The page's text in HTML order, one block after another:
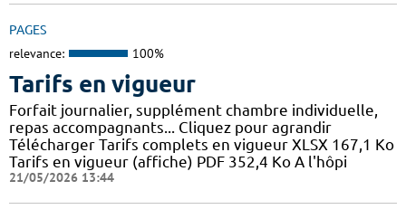
PAGES
relevance: 100%
Tarifs en vigueur
Forfait journalier, supplément chambre individuelle,
repas accompagnants... Cliquez pour agrandir
Télécharger Tarifs complets en vigueur XLSX 167,1 Ko
Tarifs en vigueur (affiche) PDF 352,4 Ko A l'hôpi
21/05/2026 13:44